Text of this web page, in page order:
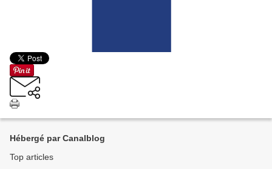
Hébergé par Canalblog
Top articles